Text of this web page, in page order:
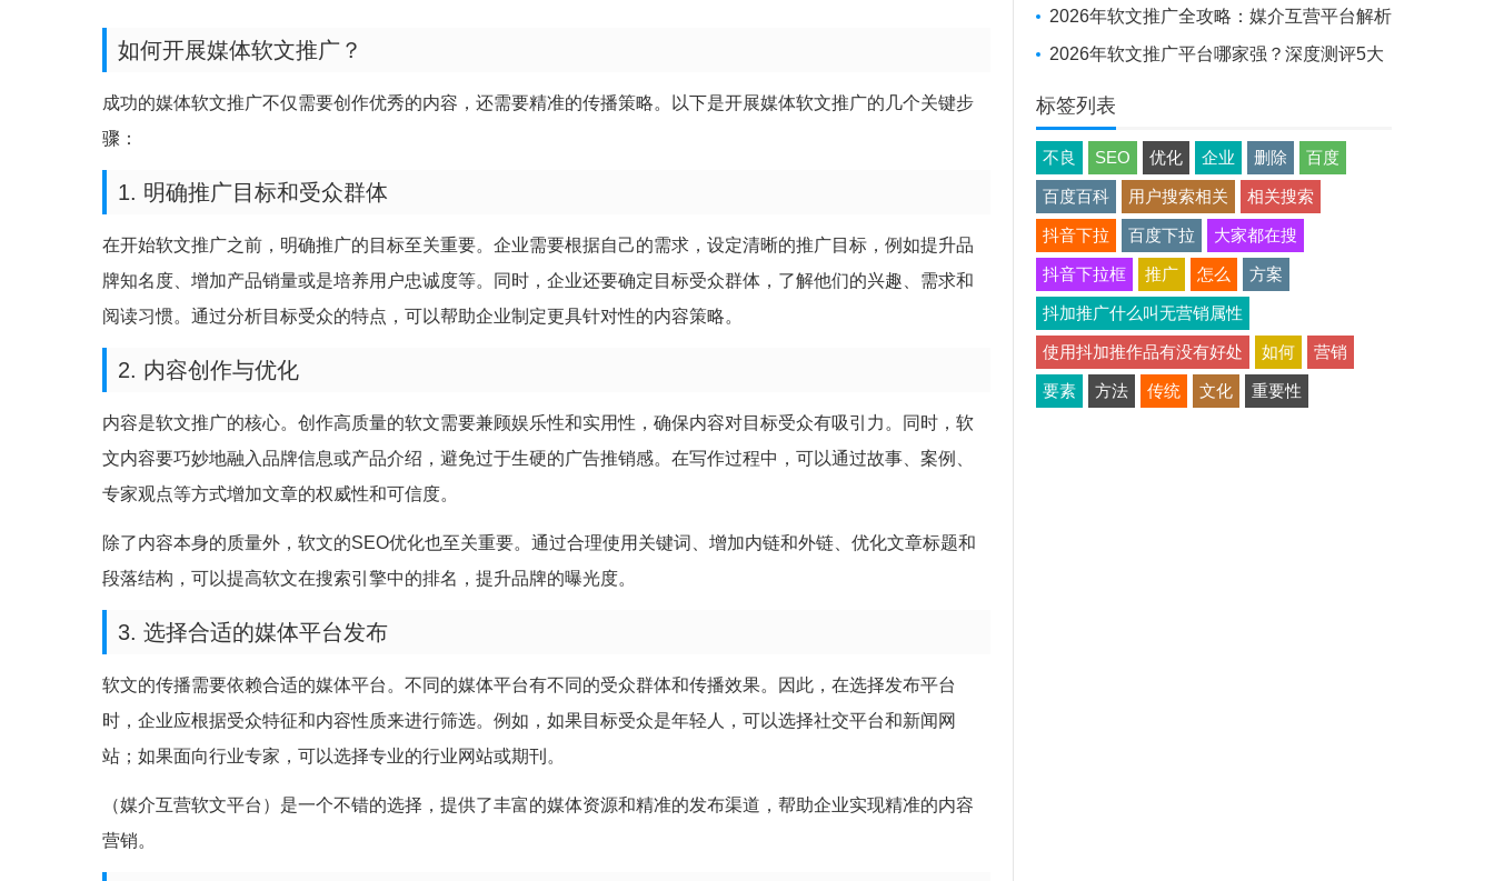
如何开展媒体软文推广？
成功的媒体软文推广不仅需要创作优秀的内容，还需要精准的传播策略。以下是开展媒体软文推广的几个关键步
骤：
1. 明确推广目标和受众群体
在开始软文推广之前，明确推广的目标至关重要。企业需要根据自己的需求，设定清晰的推广目标，例如提升品
牌知名度、增加产品销量或是培养用户忠诚度等。同时，企业还要确定目标受众群体，了解他们的兴趣、需求和
阅读习惯。通过分析目标受众的特点，可以帮助企业制定更具针对性的内容策略。
2. 内容创作与优化
内容是软文推广的核心。创作高质量的软文需要兼顾娱乐性和实用性，确保内容对目标受众有吸引力。同时，软
文内容要巧妙地融入品牌信息或产品介绍，避免过于生硬的广告推销感。在写作过程中，可以通过故事、案例、
专家观点等方式增加文章的权威性和可信度。
除了内容本身的质量外，软文的SEO优化也至关重要。通过合理使用关键词、增加内链和外链、优化文章标题和
段落结构，可以提高软文在搜索引擎中的排名，提升品牌的曝光度。
3. 选择合适的媒体平台发布
软文的传播需要依赖合适的媒体平台。不同的媒体平台有不同的受众群体和传播效果。因此，在选择发布平台
时，企业应根据受众特征和内容性质来进行筛选。例如，如果目标受众是年轻人，可以选择社交平台和新闻网
站；如果面向行业专家，可以选择专业的行业网站或期刊。
（媒介互营软文平台）是一个不错的选择，提供了丰富的媒体资源和精准的发布渠道，帮助企业实现精准的内容
营销。
测评报告
2026年软文推广全攻略：媒介互营平台解析
+避坑实战经验
2026年软文推广平台哪家强？深度测评5大
平台，助品牌高效出圈
标签列表
不良 SEO 优化 企业 删除 百度
百度百科 用户搜索相关 相关搜索
抖音下拉 百度下拉 大家都在搜
抖音下拉框 推广 怎么 方案
抖加推广什么叫无营销属性
使用抖加推作品有没有好处 如何 营销
要素 方法 传统 文化 重要性